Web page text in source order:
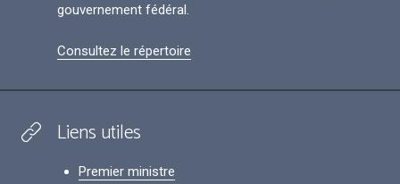
gouvernement fédéral.
Consultez le répertoire
Liens utiles
Premier ministre